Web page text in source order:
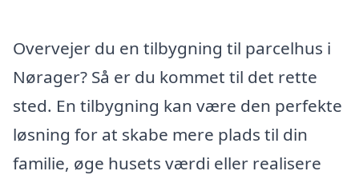
Overvejer du en tilbygning til parcelhus i
Nørager? Så er du kommet til det rette
sted. En tilbygning kan være den perfekte
løsning for at skabe mere plads til din
familie, øge husets værdi eller realisere